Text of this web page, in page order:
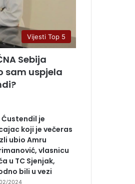
Vijesti Top 5
Sebija
sam uspjela
Ćustendil je
koji je večeras
ubio Amru
vlasnicu
u TC Sjenjak,
bili u vezi
2024